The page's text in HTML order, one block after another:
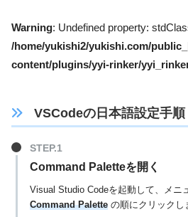
Warning: Undefined property:
/home/yukishi2/yukishi.com/
content/plugins/yyi-rinker/
VSCodeの日本語設定手順
Command Paletteを開く
Visual Studio Codeを起動して、メニ
Command Palette の順にクリックし